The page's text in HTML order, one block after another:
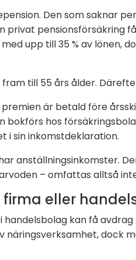
Den som saknar
privat pensionsförsäkring
upp till 35 % av lönen,
till 55 års ålder.
är betald före
hos
i sin inkomstdeklaration.
anställningsinkomster.
– omfattas alltså
firma eller
handelsbolag kan få
näringsverksamhet, dock